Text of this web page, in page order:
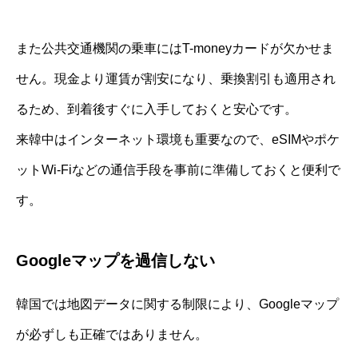
また公共交通機関の乗車にはT-moneyカードが欠かせま
せん。現金より運賃が割安になり、乗換割引も適用され
るため、到着後すぐに入手しておくと安心です。
来韓中はインターネット環境も重要なので、eSIMやポケ
ットWi-Fiなどの通信手段を事前に準備しておくと便利で
す。
Googleマップを過信しない
韓国では地図データに関する制限により、Googleマップ
が必ずしも正確ではありません。